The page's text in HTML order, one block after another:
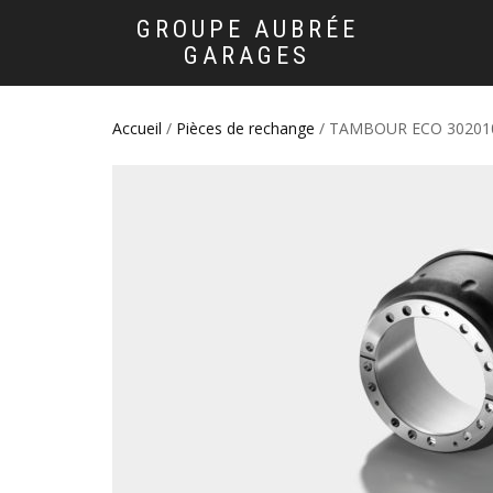
GROUPE AUBRÉE
GARAGES
Accueil / Pièces de rechange / TAMBOUR ECO